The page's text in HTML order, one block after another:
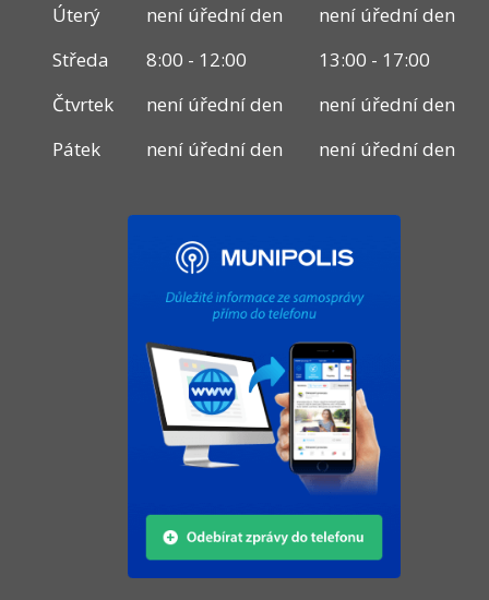
Úterý
není úřední den
není úřední den
Středa
8:00 - 12:00
13:00 - 17:00
Čtvrtek
není úřední den
není úřední den
Pátek
není úřední den není úřední den